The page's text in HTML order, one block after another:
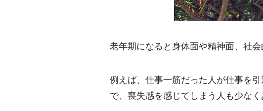
老年期になると身体面や精神面、社
例えば、仕事一筋だった人が仕事を
で、喪失感を感じてしまう人も少なく